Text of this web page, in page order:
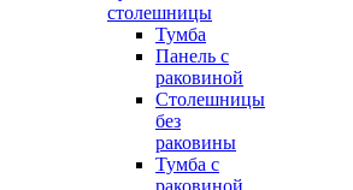
столешницы
Тумба
Панель с
раковиной
Столешницы
без
раковины
Тумба с